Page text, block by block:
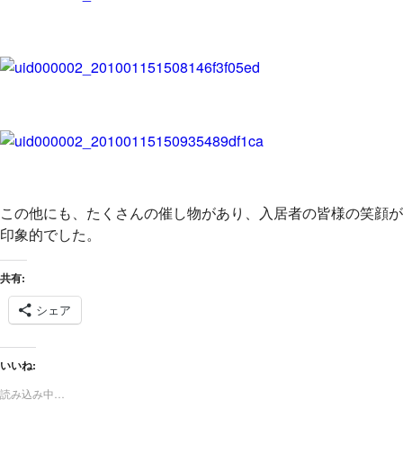
この他にも、たくさんの催し物があり、入居者の皆様の笑顔が
印象的でした。
共有:
シェア
いいね:
読み込み中…